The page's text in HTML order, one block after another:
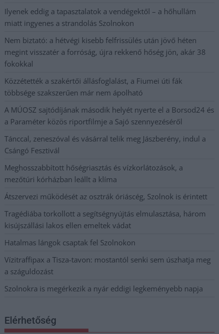
Ilyenek eddig a tapasztalatok a vendégektől – a hőhullám
miatt ingyenes a strandolás Szolnokon
Nem biztató: a hétvégi kisebb felfrissülés után jövő héten
megint visszatér a forróság, újra rekkenő hőség jön, akár 38
fokokkal
Közzétették a szakértői állásfoglalást, a Fiumei úti fák
többsége szakszerűen már nem ápolható
A MÚOSZ sajtódíjának második helyét nyerte el a Borsod24 és
a Paraméter közös riportfilmje a Sajó szennyezéséről
Tánccal, zeneszóval és vásárral telik meg Jászberény, indul a
Csángó Fesztivál
Meghosszabbított hőségriasztás és vízkorlátozások, a
mezőtúri kórházban leállt a klíma
Átszervezi működését az osztrák óriáscég, Szolnok is érintett
Tragédiába torkollott a segítségnyújtás elmulasztása, három
kisújszállási lakos ellen emeltek vádat
Hatalmas lángok csaptak fel Szolnokon
Vízitraffipax a Tisza-tavon: mostantól senki sem úszhatja meg
a száguldozást
Szolnokra is megérkezik a nyár eddigi legkeményebb napja
Elérhetőség